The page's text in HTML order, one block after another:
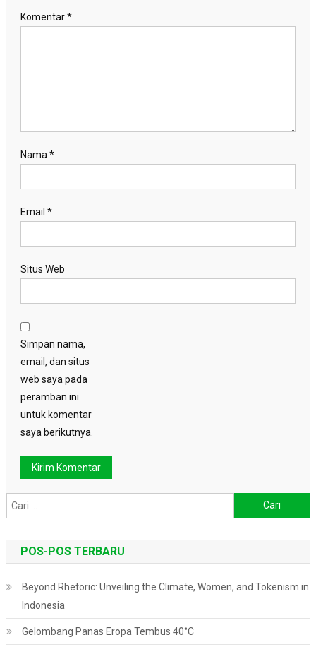
Komentar*
Nama *
Email *
Situs Web
Simpan nama,
email, dan situs
web saya pada
peramban ini
untuk komentar
saya berikutnya.
untuk:
POS-POS TERBARU
Beyond Rhetoric: Unveiling the Climate, Women, and Tokenism in
Indonesia
Gelombang Panas Eropa Tembus 40°C